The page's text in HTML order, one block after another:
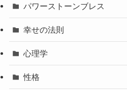
パワーストーンブレス
幸せの法則
心理学
性格